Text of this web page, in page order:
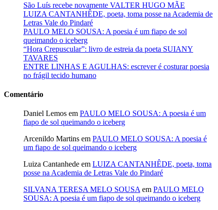
São Luís recebe novamente VALTER HUGO MÃE
LUIZA CANTANHÊDE, poeta, toma posse na Academia de
Letras Vale do Pindaré
PAULO MELO SOUSA: A poesia é um fiapo de sol
queimando o iceberg
“Hora Crepuscular”: livro de estreia da poeta SUIANY
TAVARES
ENTRE LINHAS E AGULHAS: escrever é costurar poesia
no frágil tecido humano
Comentário
Daniel Lemos em PAULO MELO SOUSA: A poesia é um
fiapo de sol queimando o iceberg
Arcenildo Martins em PAULO MELO SOUSA: A poesia é
um fiapo de sol queimando o iceberg
Luiza Cantanhede em LUIZA CANTANHÊDE, poeta, toma
posse na Academia de Letras Vale do Pindaré
SILVANA TERESA MELO SOUSA em PAULO MELO
SOUSA: A poesia é um fiapo de sol queimando o iceberg